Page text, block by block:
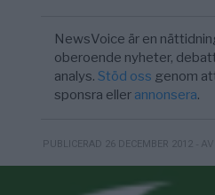
NewsVoice är en
oberoende nyheter,
analys.Stöd oss genom
sponsra eller annonsera.
PUBLICERAD 26 DECEMBER 2012 -